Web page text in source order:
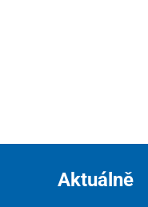
Aktuálně